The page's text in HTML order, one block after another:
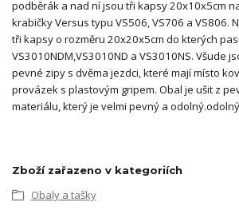
podběrák a nad ní jsou tři kapsy 20x10x5cm
krabičky Versus typu VS506, VS706 a VS806.
tři kapsy o rozměru 20x20x5cm do kterých
VS3010NDM,VS3010ND a VS3010NS. Všude
pevné zipy s dvěma jezdci, které mají místo
provázek s plastovým gripem. Obal je ušit z
materiálu, který je velmi pevný a
Zboží zařazeno v kategoriích
Obaly a tašky